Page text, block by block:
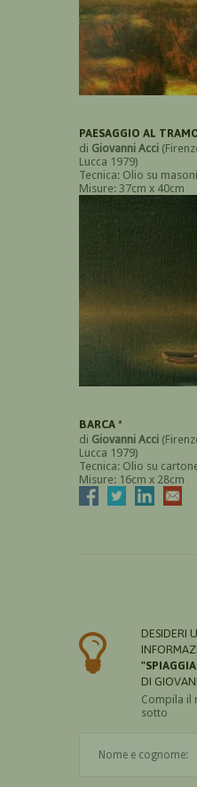
PAESAGGIO AL
di Giovanni Acci
Lucca 1979)
Tecnica: Olio su
Misure: 37cm x 40cm
BARCA *
di Giovanni Acci
Lucca 1979)
Tecnica: Olio su
Misure: 16cm x 28cm
DESIDERI
DI
Compila il
sotto